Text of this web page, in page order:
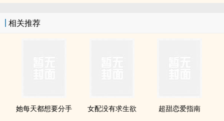
相关推荐
她每天都想要分手 女配没有求生欲 超甜恋爱指南